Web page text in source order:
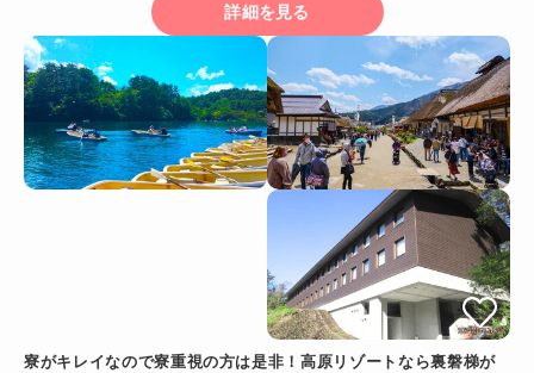
詳細を見る
寮がキレイなので寮重視の方は是非！高原リゾートなら裏磐梯が